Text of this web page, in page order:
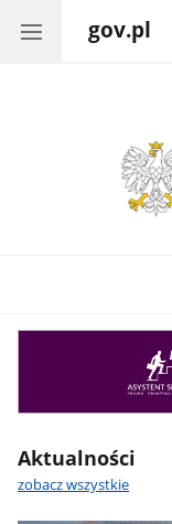
gov.pl
Aktualności
zobacz wszystkie